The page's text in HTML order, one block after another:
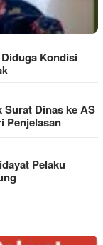
Kondisi
Surat Dinas ke AS
Penjelasan
Pelaku